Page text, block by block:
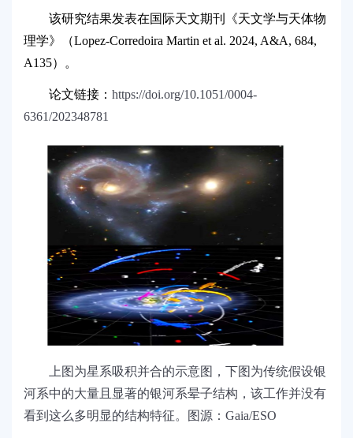
该研究结果发表在国际天文期刊《天文学与天体物
理学》（Lopez-Corredoira Martin et al. 2024, A&A, 684,
A135）。
论文链接： https://doi.org/10.1051/0004-
6361/202348781
上图为星系吸积并合的示意图，下图为传统假设银
河系中的大量且显著的银河系晕子结构，该工作并没有
看到这么多明显的结构特征。图源： Gaia/ESO